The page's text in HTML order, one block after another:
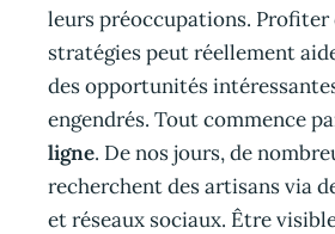
leurs préoccupations. Profiter
stratégies peut réellement
des opportunités
engendrés. Tout commence
ligne. De nos jours, de
recherchent des artisans via
et réseaux sociaux. Être